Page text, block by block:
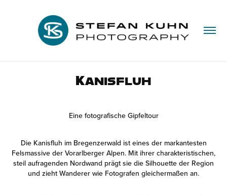
Kanisfluh
Eine fotografische Gipfeltour
Die Kanisfluh im Bregenzerwald ist eines der markantesten
Felsmassive der Vorarlberger Alpen. Mit ihrer charakteristischen,
steil aufragenden Nordwand prägt sie die Silhouette der Region
und zieht Wanderer wie Fotografen gleichermaßen an.